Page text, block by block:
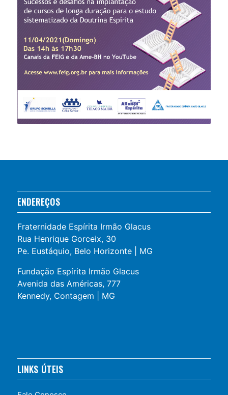
ENDEREÇOS
Fraternidade Espírita Irmão Glacus
Rua Henrique Gorceix, 30
Pe. Eustáquio, Belo Horizonte | MG
Fundação Espírita Irmão Glacus
Avenida das Américas, 777
Kennedy, Contagem | MG
LINKS ÚTEIS